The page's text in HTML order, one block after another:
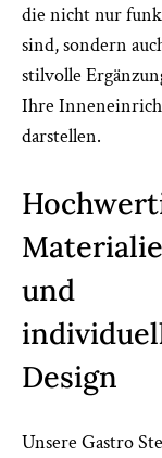
die nicht nur
sind, sondern
stilvolle
Ihre
darstellen.
und
Design
Unsere Gastro